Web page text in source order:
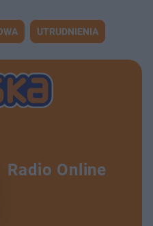
UTRUDNIENIA
Radio Online